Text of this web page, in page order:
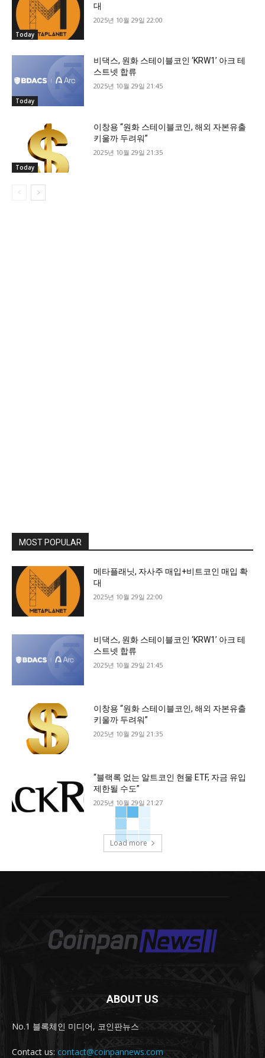
Today
대
2025년 10월 29일 22:00
Today
비댁스, 원화 스테이블코인 ‘KRW1’ 아크 테
스트넷 합류
2025년 10월 29일 21:45
Today
이창용 “원화 스테이블코인, 해외 자본유출
키울까 두려워”
2025년 10월 29일 21:35
MOST POPULAR
메타플래닛, 자사주 매입+비트코인 매입 확
대
2025년 10월 29일 22:00
비댁스, 원화 스테이블코인 ‘KRW1’ 아크 테
스트넷 합류
2025년 10월 29일 21:45
이창용 “원화 스테이블코인, 해외 자본유출
키울까 두려워”
2025년 10월 29일 21:35
“블랙록 없는 알트코인 현물 ETF, 자금 유입
제한될 수도”
2025년 10월 29일 21:27
Load more
ABOUT US
No.1 블록체인 미디어, 코인판뉴스
Contact us: contact@coinpannews.com